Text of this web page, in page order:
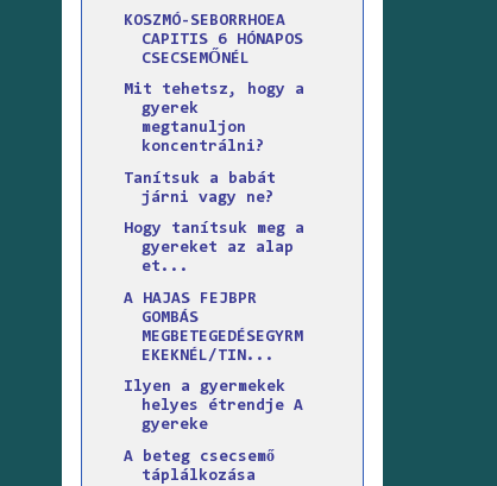
KOSZMÓ-SEBORRHOEA
CAPITIS 6 HÓNAPOS
CSECSEMŐNÉL
Mit tehetsz, hogy a
gyerek
megtanuljon
koncentrálni?
Tanítsuk a babát
járni vagy ne?
Hogy tanítsuk meg a
gyereket az alap
et...
A HAJAS FEJBPR
GOMBÁS
MEGBETEGEDÉSEGYRM
EKEKNÉL/TIN...
Ilyen a gyermekek
helyes étrendje A
gyereke
A beteg csecsemő
táplálkozása